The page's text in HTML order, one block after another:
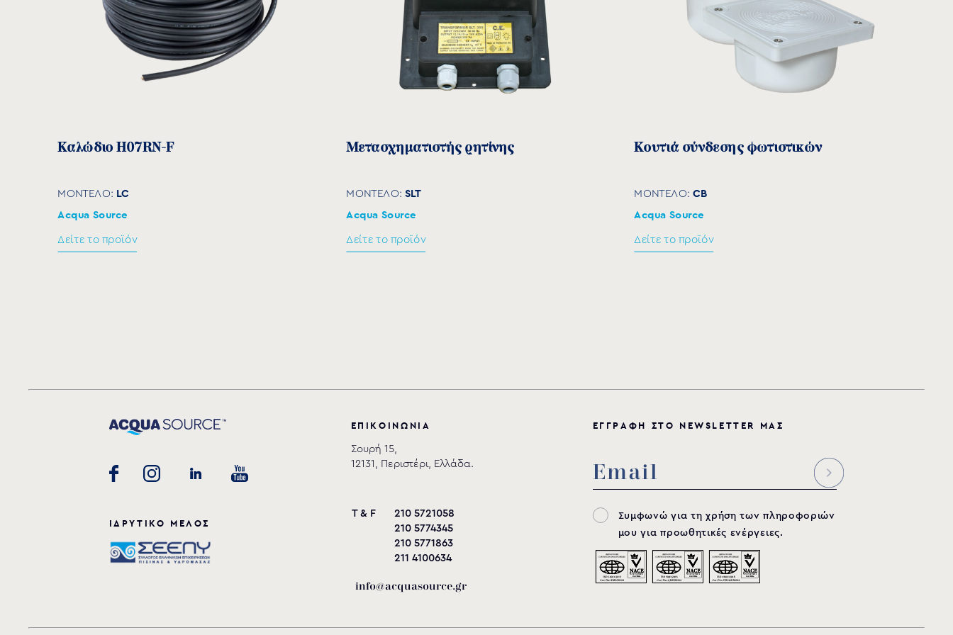
Καλώδιο H07RN-F
ΜΟΝΤΕΛΟ: LC
Acqua Source
Δείτε το προϊόν
Μετασχηματιστής ρητίνης
ΜΟΝΤΕΛΟ: SLT
Acqua Source
Δείτε το προϊόν
Κουτιά σύνδεσης φωτιστικών
ΜΟΝΤΕΛΟ:CB
Acqua Source
Δείτε το προϊόν
ΙΔΡΥΤΙΚΟ ΜΕΛΟΣ
ΕΠ Ι ΚΟ Ι ΝΩ ΝΙ Α
Σουρή 15,
12131, Περιστέρι, Ελλάδα.
T & F
210 5721058
210 5774345
210 5771863
211 4100634
info@acquasource.gr
ΕΓ ΓΡΑΦΗ ΣΤΟ N EWSL ETT ER ΜΑΣ
Συμφωνώ για τη χρήση των πληροφοριών
μου για προωθητικές ενέργειες.